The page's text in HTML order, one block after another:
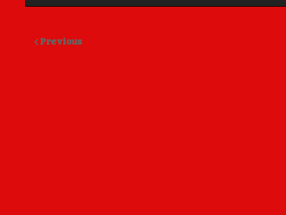
Previous